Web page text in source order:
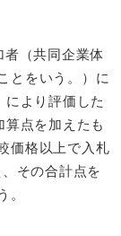
（共同企業体
とをいう。）に
より評価した
点を加えたも
価格以上で入札
その合計点を
。